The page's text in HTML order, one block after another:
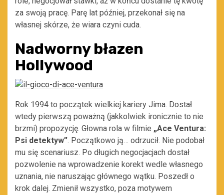
za swoją pracę. Parę lat później, przekonał się na
własnej skórze, że wiara czyni cuda.
Nadworny błazen
Hollywood
Rok 1994 to początek wielkiej kariery Jima. Dostał
wtedy pierwszą poważną (jakkolwiek ironicznie to nie
brzmi) propozycję. Głowna rola w filmie „Ace Ventura:
Psi detektyw”. Początkowo ją… odrzucił. Nie podobał
mu się scenariusz. Po długich negocjacjach dostał
pozwolenie na wprowadzenie korekt wedle własnego
uznania, nie naruszając głównego wątku. Poszedł o
krok dalej. Zmienił wszystko, poza motywem